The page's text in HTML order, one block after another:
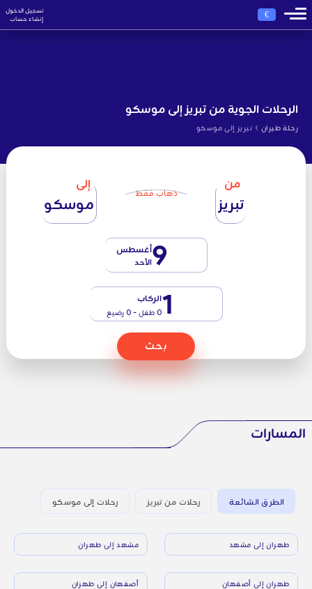
€
تسجيل الدخول
إنشاء حساب
الرحلات الجوية من تبريز إلى موسكو
رحلة طيران › تبريز إلى موسكو
من
تبريز ذهاب فقط
إلى
موسكو
9أغسطس
الأحد
1الركاب
0 طفل - 0 رضيع
بحث
المسارات
الطرق الشائعة رحلات من تبريز رحلات إلى موسكو
طهران إلى مشهد مشهد إلى طهران
طهران إلى أصفهان أصفهان إلى طهران